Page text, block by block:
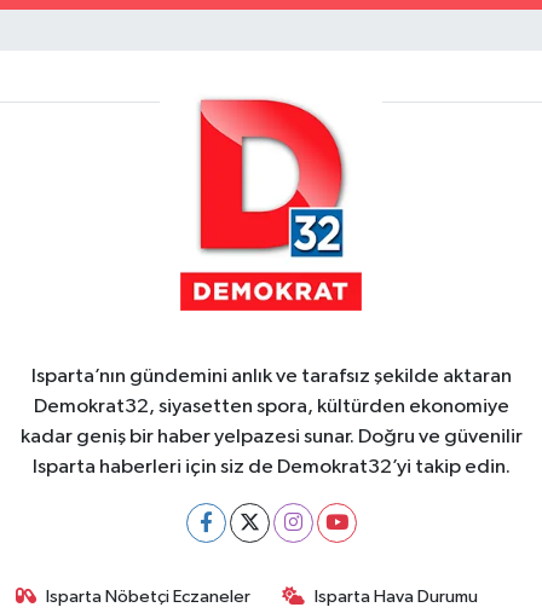
Isparta’nın gündemini anlık ve tarafsız şekilde aktaran
Demokrat32, siyasetten spora, kültürden ekonomiye
kadar geniş bir haber yelpazesi sunar. Doğru ve güvenilir
Isparta haberleri için siz de Demokrat32’yi takip edin.
Isparta Nöbetçi Eczaneler Isparta Hava Durumu